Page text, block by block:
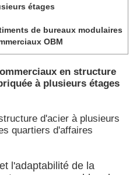
étages
de bureaux modulaires
OBM
en structure
à plusieurs étages
d'acier à plusieurs
quartiers d'affaires
l'adaptabilité de la